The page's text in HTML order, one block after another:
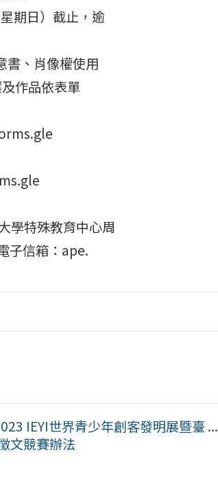
期日）截止，逾
書、肖像權使用
作品依表單
學特殊教育中心周
子信箱：ape.
IEYI世界青少年創客發明展暨臺 ...
文競賽辦法